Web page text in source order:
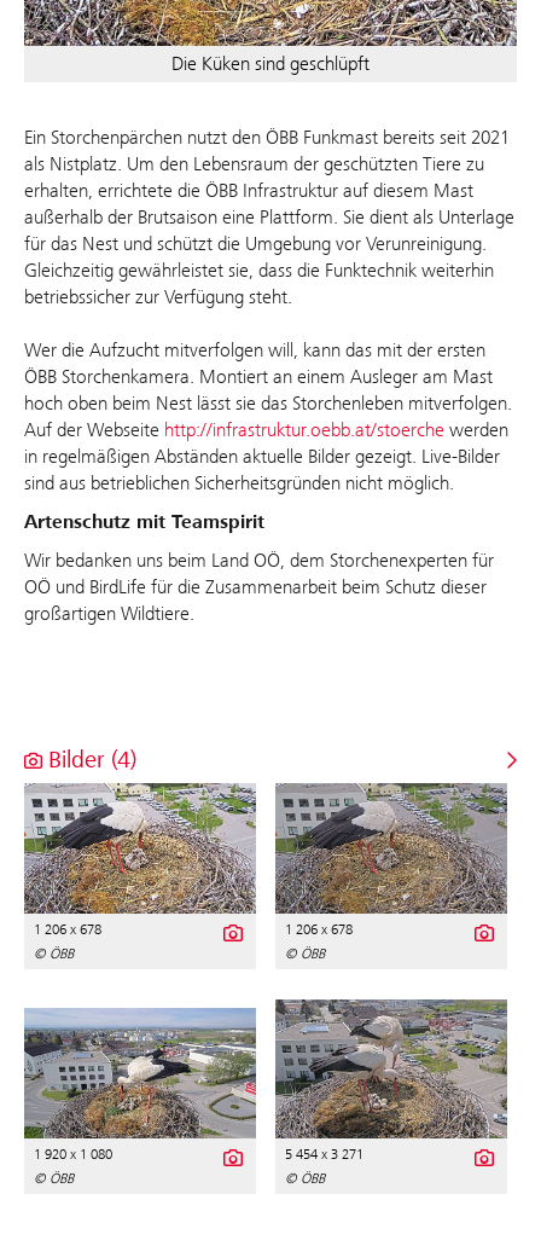
Die Küken sind geschlüpft
Ein Storchenpärchen nutzt den ÖBB Funkmast bereits seit 2021
als Nistplatz. Um den Lebensraum der geschützten Tiere zu
erhalten, errichtete die ÖBB Infrastruktur auf diesem Mast
außerhalb der Brutsaison eine Plattform. Sie dient als Unterlage
für das Nest und schützt die Umgebung vor Verunreinigung.
Gleichzeitig gewährleistet sie, dass die Funktechnik weiterhin
betriebssicher zur Verfügung steht.
Wer die Aufzucht mitverfolgen will, kann das mit der ersten
ÖBB Storchenkamera. Montiert an einem Ausleger am Mast
hoch oben beim Nest lässt sie das Storchenleben mitverfolgen.
Auf der Webseite http://infrastruktur.oebb.at/stoerche werden
in regelmäßigen Abständen aktuelle Bilder gezeigt. Live-Bilder
sind aus betrieblichen Sicherheitsgründen nicht möglich.
Artenschutz mit Teamspirit
Wir bedanken uns beim Land OÖ, dem Storchenexperten für
OÖ und BirdLife für die Zusammenarbeit beim Schutz dieser
großartigen Wildtiere.
Bilder (4)
1 206 x 678
© ÖBB
1 206 x 678
© ÖBB
1 920 x 1 080
© ÖBB
5 454 x 3 271
© ÖBB